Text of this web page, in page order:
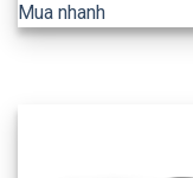
Mua nhanh